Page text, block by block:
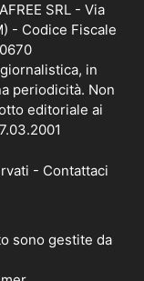
SRL - Via
- Codice Fiscale
in
periodicità. Non
editoriale ai
- Contattaci
sono gestite da